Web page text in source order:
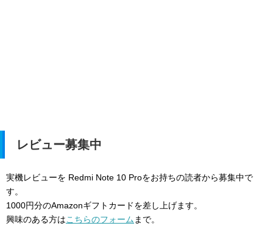
レビュー募集中
実機レビューを Redmi Note 10 Proをお持ちの読者から募集中で
す。
1000円分のAmazonギフトカードを差し上げます。
興味のある方はこちらのフォームまで。